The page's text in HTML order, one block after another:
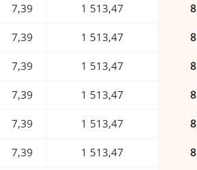
7,39 1 513,47
7,39 1 513,47
7,39 1 513,47
7,39 1 513,47
7,39 1 513,47
7,39 1 513,47